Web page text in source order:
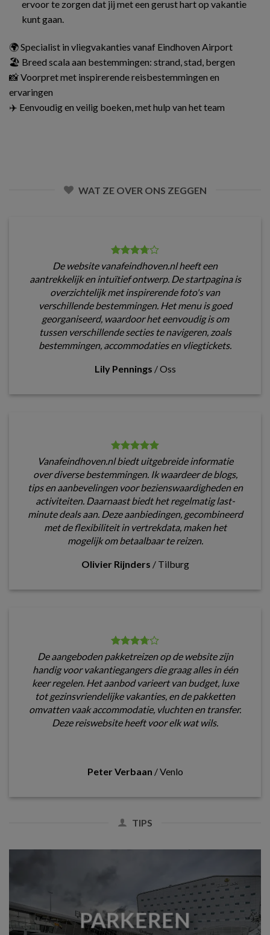
ervoor te zorgen dat jij met een gerust hart op vakantie
kunt gaan.
🌍 Specialist in vliegvakanties vanaf Eindhoven Airport
🏖️ Breed scala aan bestemmingen: strand, stad, bergen
📸 Voorpret met inspirerende reisbestemmingen en
ervaringen
✈️ Eenvoudig en veilig boeken, met hulp van het team
WAT ZE OVER ONS ZEGGEN
De website vanafeindhoven.nl heeft een
aantrekkelijk en intuïtief ontwerp. De startpagina is
overzichtelijk met inspirerende foto's van
verschillende bestemmingen. Het menu is goed
georganiseerd, waardoor het eenvoudig is om
tussen verschillende secties te navigeren, zoals
bestemmingen, accommodaties en vliegtickets.
Lily Pennings /Oss
Vanafeindhoven.nl biedt uitgebreide informatie
over diverse bestemmingen. Ik waardeer de blogs,
tips en aanbevelingen voor bezienswaardigheden en
activiteiten. Daarnaast biedt het regelmatig last-
minute deals aan. Deze aanbiedingen, gecombineerd
met de flexibiliteit in vertrekdata, maken het
mogelijk om betaalbaar te reizen.
Olivier Rijnders / Tilburg
De aangeboden pakketreizen op de website zijn
handig voor vakantiegangers die graag alles in één
keer regelen. Het aanbod varieert van budget, luxe
tot gezinsvriendelijke vakanties, en de pakketten
omvatten vaak accommodatie, vluchten en transfer.
Deze reiswebsite heeft voor elk wat wils.
Peter Verbaan /Venlo
TIPS
PARKEREN